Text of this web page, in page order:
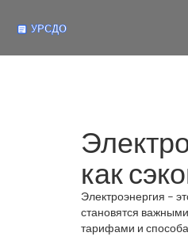
как
Электроэнергия –
становятся
тарифами и